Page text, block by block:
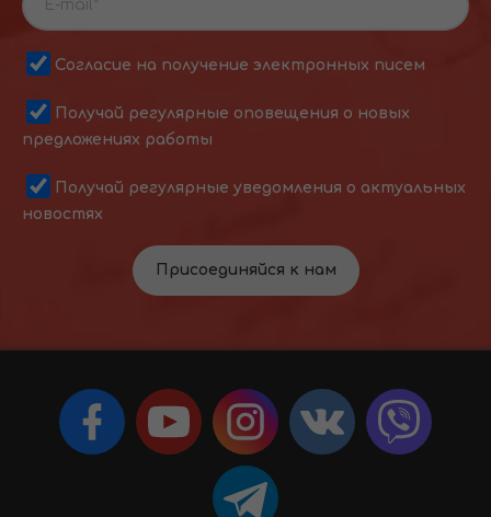
Согласие на получение электронных писем
Получай регулярные оповещения о новых
предложениях работы
Получай регулярные уведомления о актуальных
новостях
Присоединяйся к нам